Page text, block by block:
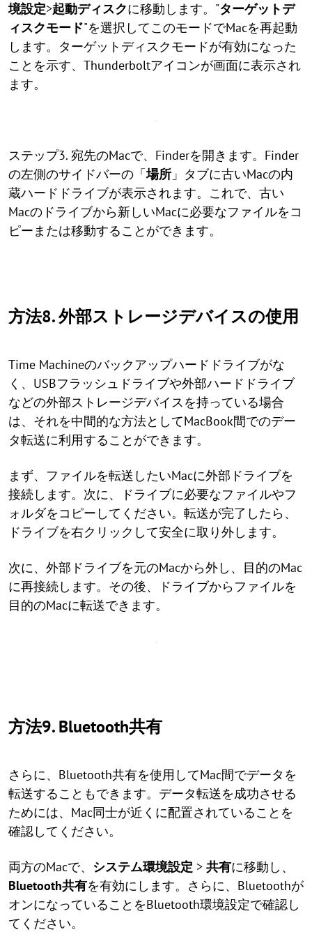
境設定>起動ディスクに移動します。"ターゲットデ
ィスクモード"を選択してこのモードでMacを再起動
します。ターゲットディスクモードが有効になった
ことを示す、Thunderboltアイコンが画面に表示され
ます。
ステップ3. 宛先のMacで、Finderを開きます。Finder
の左側のサイドバーの「場所 」タブに古いMacの内
蔵ハードドライブが表示されます。これで、古い
Macのドライブから新しいMacに必要なファイルをコ
ピーまたは移動することができます。
方法8. 外部ストレージデバイスの使用
Time Machineのバックアップハードドライブがな
く、USBフラッシュドライブや外部ハードドライブ
などの外部ストレージデバイスを持っている場合
は、それを中間的な方法としてMacBook間でのデー
タ転送に利用することができます。
まず、ファイルを転送したいMacに外部ドライブを
接続します。次に、ドライブに必要なファイルやフ
ォルダをコピーしてください。転送が完了したら、
ドライブを右クリックして安全に取り外します。
次に、外部ドライブを元のMacから外し、目的のMac
に再接続します。その後、ドライブからファイルを
目的のMacに転送できます。
方法9. Bluetooth共有
さらに、Bluetooth共有を使用してMac間でデータを
転送することもできます。データ転送を成功させる
ためには、Mac同士が近くに配置されていることを
確認してください。
両方のMacで、 システム環境設定 > 共有に移動し、
Bluetooth共有を有効にします。さらに、Bluetoothが
オンになっていることをBluetooth環境設定で確認し
てください。